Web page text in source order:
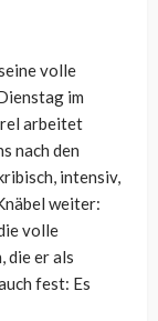
volle
im
arbeitet
nach den
intensiv,
weiter:
volle
die er als
fest: Es